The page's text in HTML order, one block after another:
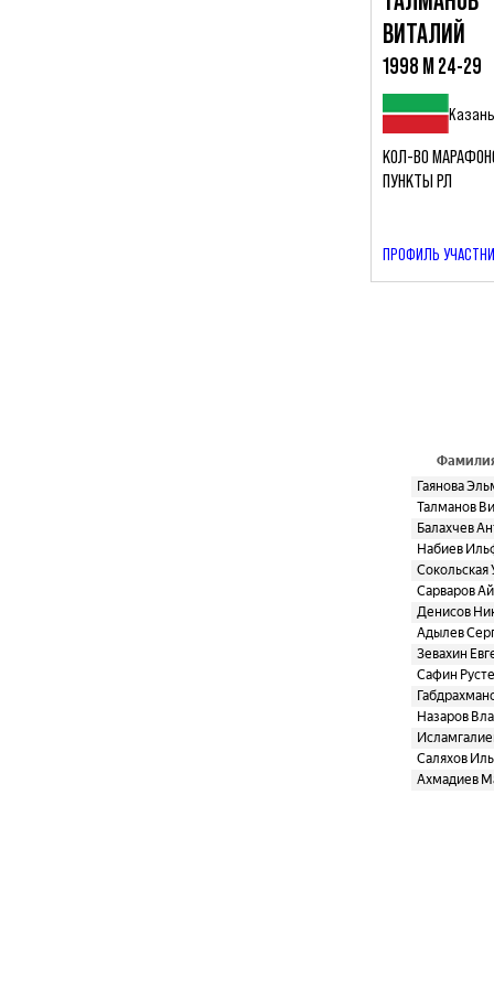
ВИТАЛИЙ
1998 М 24-29
КОЛ-ВО
ПУНКТЫ РЛ
ПРОФИЛЬ
Гаянова
Талманов
Балахчев
Набиев
Сокольская
Сарваров
Денисов
Адылев
Зевахин
Сафин
Назаров
Саляхов
Ахмадиев